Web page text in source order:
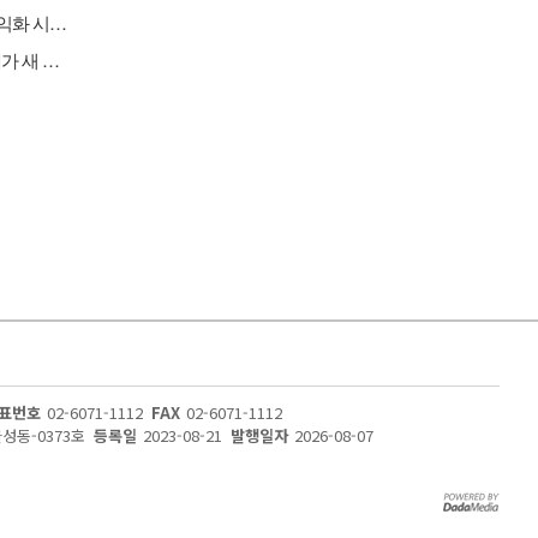
[버핏 리포트] 카카오, 2Q 영업이익 2770억 '기대치 상회'…AI 수익화 시간 필요 - 하나
[이슈 체크] 통신장비, 공급업체 줄고 수혜는 커진다…미국 규제가 새 기회
번호 02-6071-1112 FAX 02-6071-1112
동-0373호 등록일 2023-08-21 발행일자 2026-08-07